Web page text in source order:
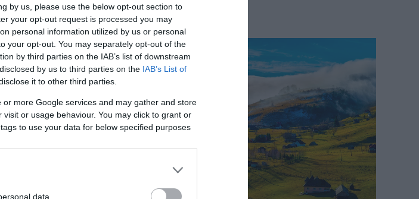
by us, please use the below opt-out section to
your opt-out request is processed you may
personal information utilized by us or personal
your opt-out. You may separately opt-out of the
by third parties on the IAB’s list of downstream
by us to third parties on the IAB’s List of
it to other third parties.
more Google services and may gather and store
or usage behaviour. You may click to grant or
to use your data for below specified purposes
data.